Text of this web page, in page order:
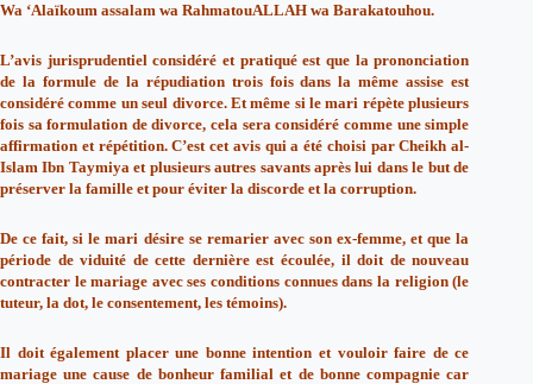
Wa ‘Alaïkoum assalam wa RahmatouALLAH wa Barakatouhou.
L’avis jurisprudentiel considéré et pratiqué est que la prononciation
de la formule de la répudiation trois fois dans la même assise est
considéré comme un seul divorce. Et même si le mari répète plusieurs
fois sa formulation de divorce, cela sera considéré comme une simple
affirmation et répétition. C’est cet avis qui a été choisi par Cheikh al-
Islam Ibn Taymiya et plusieurs autres savants après lui dans le but de
préserver la famille et pour éviter la discorde et la corruption.
De ce fait, si le mari désire se remarier avec son ex-femme, et que la
période de viduité de cette dernière est écoulée, il doit de nouveau
contracter le mariage avec ses conditions connues dans la religion (le
tuteur, la dot, le consentement, les témoins).
Il doit également placer une bonne intention et vouloir faire de ce
mariage une cause de bonheur familial et de bonne compagnie car